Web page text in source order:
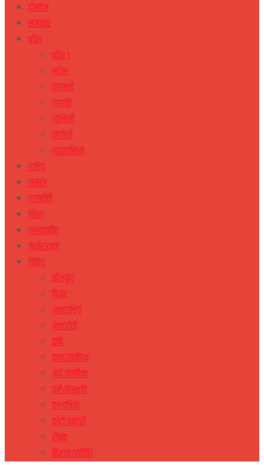
होमपेज
समाचार
प्रदेश
प्रदेश १
मधेस
वागमती
गण्डकी
लुम्बिनी
कर्णाली
सुदुरपस्चिम
राष्ट्रिय
समाज
राजनीति
शिक्षा
सम्पादकीय
मनोरञ्जन
विविध
खेलकुद
विचार
अन्तराष्ट्रिय
अन्तर्वार्ता
कृषि
कला/साहित्य
अर्थ/वाणीज्य
धर्म/संस्कृति
पत्र-पत्रिका
फोटो ग्यलरी
रोचक
विज्ञान/प्राविधि